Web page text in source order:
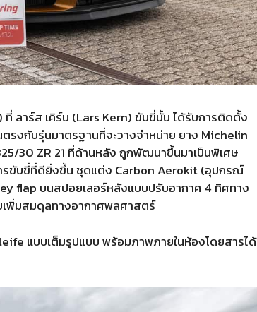
ลาร์ส เคิร์น (Lars Kern) ขับขี่นั้น ได้รับการติดตั้ง
รงกับรุ่นมาตรฐานที่จะวางจำหน่าย ยาง Michelin
30 ZR 21 ที่ด้านหลัง ถูกพัฒนาขึ้นมาเป็นพิเศษ
รขับขี่ที่ดียิ่งขึ้น ชุดแต่ง Carbon Aerokit (อุปกรณ์
flap บนสปอยเลอร์หลังแบบปรับอากาศ 4 ทิศทาง
พิ่มสมดุลทางอากาศพลศาสตร์
แบบเต็มรูปแบบ พร้อมภาพภายในห้องโดยสารได้